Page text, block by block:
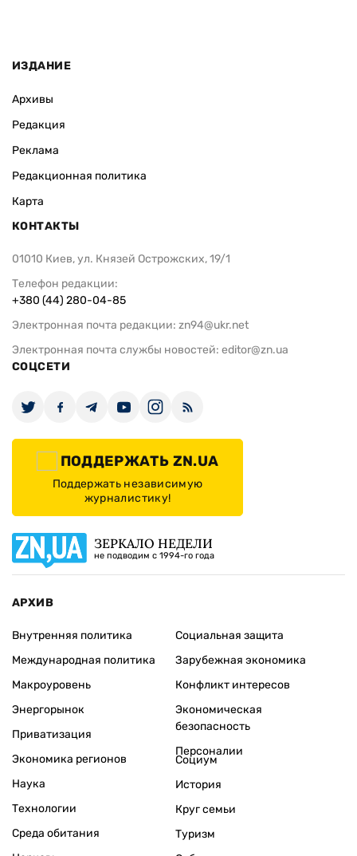
ИЗДАНИЕ
Архивы
Редакция
Реклама
Редакционная политика
Карта
КОНТАКТЫ
01010 Киев, ул. Князей Острожских, 19/1
Телефон редакции:
+380 (44) 280-04-85
Электронная почта редакции: zn94@ukr.net
Электронная почта службы новостей: editor@zn.ua
СОЦСЕТИ
ПОДДЕРЖАТЬ ZN.UA
Поддержать независимую
журналистику!
ЗЕРКАЛО НЕДЕЛИ
не подводим с 1994-го года
АРХИВ
Внутренняя политика
Международная политика
Макроуровень
Энергорынок
Приватизация
Экономика регионов
Социальная защита
Зарубежная экономика
Конфликт интересов
Экономическая
безопасность
Персоналии
Наука
Технологии
Среда обитания
Социум
История
Круг семьи
Туризм